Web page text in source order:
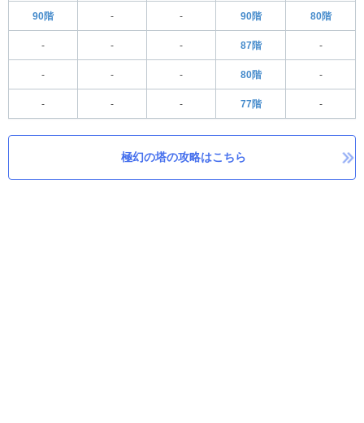
90階 - - 90階 80階
- - - 87階 -
- - - 80階 -
- - - 77階 -
極幻の塔の攻略はこちら